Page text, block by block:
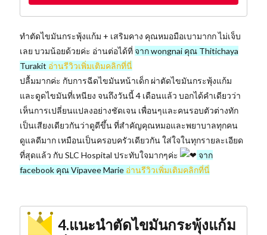
ทำตัดไขมันกระพุ้งแก้ม + เสริมคาง คุณหมอมือเบามากก ไม่เจ็บ
เลย บวมน้อยด้วยค่ะ อ่านต่อได้ที่จาก wongnai คุณ Thitichaya
Turakit อ่านรีวิวเพิ่มเติมคลิกที่นี่
ปลื้มมากค่ะ กับการฉีดไขมันหน้าเด็ก ผ่าตัดไขมันกระพุ้งแก้ม
และดูดไขมันที่เหนียง จนถึงวันนี้ 4 เดือนแล้ว บอกได้คำเดียวว่า
เห็นการเปลี่ยนแปลงอย่างชัดเจน เพื่อนๆและคนรอบตัวต่างทัก
เป็นเสียงเดียวกันว่าดูดีขึ้น ที่สำคัญคุณหมอและพยาบาลทุกคน
ดูแลดีมาก เหมือนเป็นครอบครัวเดียวกัน ใส่ใจในทุกรายละเอียด
ที่สุดแล้ว กับ SLC Hospital ประทับใจมากๆค่ะ
จาก
facebook คุณ Vipavee Marie อ่านรีวิวเพิ่มเติมคลิกที่นี่
4.แนะนำตัดไขมันกระพุ้งแก้ม